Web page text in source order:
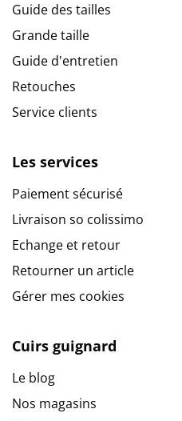
Guide des tailles
Grande taille
Guide d'entretien
Retouches
Service clients
Les services
Paiement sécurisé
Livraison so colissimo
Echange et retour
Retourner un article
Gérer mes cookies
Cuirs guignard
Le blog
Nos magasins